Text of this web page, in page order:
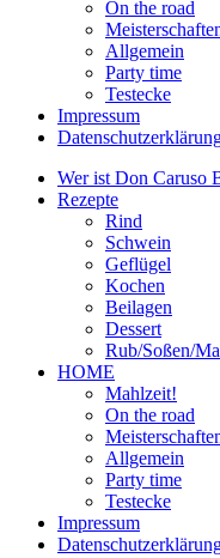
On the road
Allgemein
Party time
Testecke
Impressum
Wer ist Don Caruso
Rezepte
Rind
Schwein
Geflügel
Kochen
Beilagen
Dessert
Rub/Soßen/
HOME
Mahlzeit!
On the road
Allgemein
Party time
Testecke
Impressum